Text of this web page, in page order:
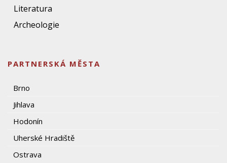
Literatura
Archeologie
PARTNERSKÁ MĚSTA
Brno
Jihlava
Hodonín
Uherské Hradiště
Ostrava